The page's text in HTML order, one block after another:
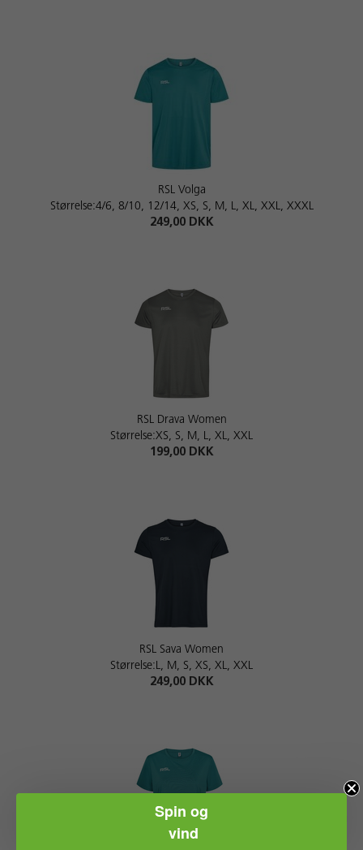
RSL Volga
Størrelse:4/6, 8/10, 12/14, XS, S, M, L, XL, XXL, XXXL
249,00 DKK
RSL Drava Women
Størrelse:XS, S, M, L, XL, XXL
199,00 DKK
RSL Sava Women
Størrelse:L, M, S, XS, XL, XXL
249,00 DKK
Spin og
vind